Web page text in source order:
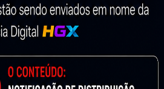
Usar No Meu Negócio?